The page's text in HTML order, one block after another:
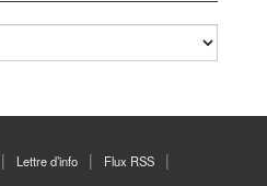
Lettre d’info
Flux RSS